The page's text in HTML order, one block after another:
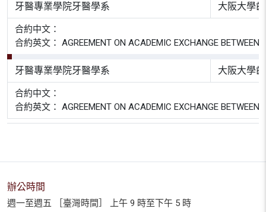
牙醫專業學院牙醫學系 大阪大學
合約中文：
合約英文： AGREEMENT ON ACADEMIC EXCHANGE BETWEEN
牙醫專業學院牙醫學系 大阪大學
合約中文：
合約英文： AGREEMENT ON ACADEMIC EXCHANGE
辦公時間
週一至週五 ［臺灣時間］ 上午 9 時至下午 5 時